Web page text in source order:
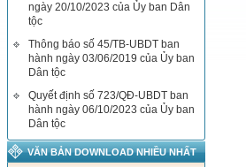
ngày 20/10/2023 của Ủy ban Dân
tộc
Thông báo số 45/TB-UBDT ban
hành ngày 03/06/2019 của Ủy ban
Dân tộc
Quyết định số 723/QĐ-UBDT ban
hành ngày 06/10/2023 của Ủy ban
Dân tộc
VĂN BẢN DOWNLOAD NHIỀU NHẤT